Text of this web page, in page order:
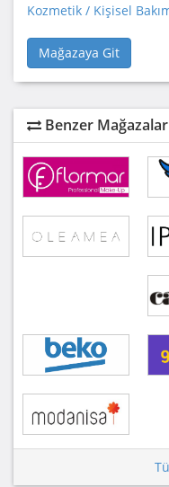
Kozmetik / Kişisel
Mağazaya Git
Benzer Mağazalar